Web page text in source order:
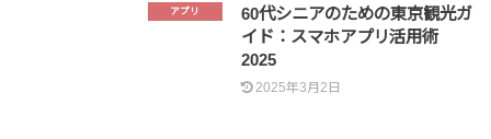
アプリ
60代シニアのための東京観光ガ
イド：スマホアプリ活用術
2025
2025年3月2日